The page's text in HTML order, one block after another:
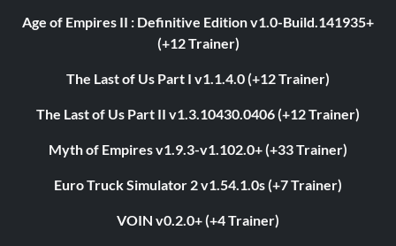
Age of Empires II : Definitive Edition v1.0-Build.141935+
(+12 Trainer)
The Last of Us Part I v1.1.4.0 (+12 Trainer)
The Last of Us Part II v1.3.10430.0406 (+12 Trainer)
Myth of Empires v1.9.3-v1.102.0+ (+33 Trainer)
Euro Truck Simulator 2 v1.54.1.0s (+7 Trainer)
VOIN v0.2.0+ (+4 Trainer)